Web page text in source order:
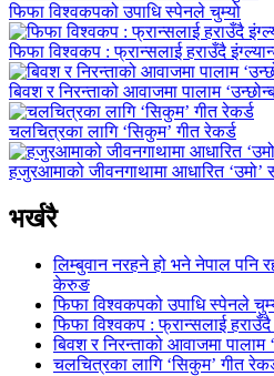
फिफा विश्वकपको उपाधि स्पेनले चुम्यो
फिफा विश्वकप : फ्रान्सलाई हराउँदै
बिवश र निरन्ताको आवाजमा पालाम
चलचित्रका लागि ‘सिकुम’ गीत रेकर्ड
हजुरआमाको जीवनगाथामा आधारित ‘उमो’
भर्खरै
लिम्बुवान नरहने हो भने नेपाल पनि
केरुङ
फिफा विश्वकपको उपाधि स्पेनले
फिफा विश्वकप : फ्रान्सलाई हराउँदै
बिवश र निरन्ताको आवाजमा पालाम
चलचित्रका लागि ‘सिकुम’ गीत